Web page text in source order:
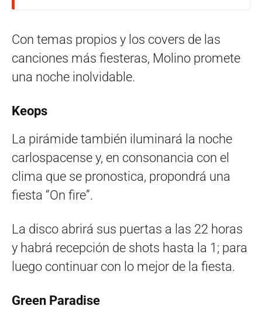
Con temas propios y los covers de las
canciones más fiesteras, Molino promete
una noche inolvidable.
Keops
La pirámide también iluminará la noche
carlospacense y, en consonancia con el
clima que se pronostica, propondrá una
fiesta “On fire”.
La disco abrirá sus puertas a las 22 horas
y habrá recepción de shots hasta la 1; para
luego continuar con lo mejor de la fiesta.
Green Paradise